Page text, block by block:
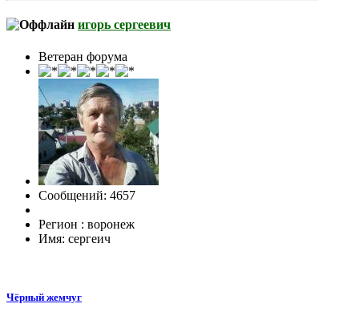
игорь сергеевич
Ветеран форума
Сообщений: 4657
Регион : воронеж
Имя: сергеич
Чёрный жемчуг